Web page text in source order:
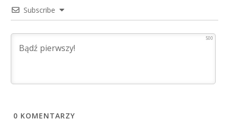
Subscribe
500
0 KOMENTARZY